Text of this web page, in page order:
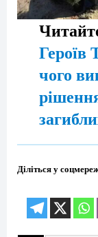
Героїв
чого
Діліться у